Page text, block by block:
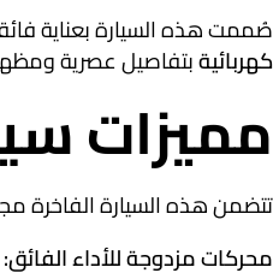
صُممت هذه السيارة بعناية فائقة لتكون سيارة اطفال كهربائية حتى
كهربائيةبتفاصيل عصرية
مميزات
تتضمن هذه السيارة الفاخرة
محركات مزدوجة للأداء الفائق: